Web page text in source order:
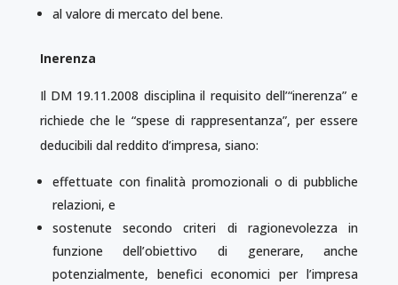
al valore di mercato del bene.
Inerenza
Il DM 19.11.2008 disciplina il requisito dell’“inerenza” e
richiede che le “spese di rappresentanza”, per essere
deducibili dal reddito d’impresa, siano:
effettuate con finalità promozionali o di pubbliche
relazioni, e
sostenute secondo criteri di ragionevolezza in
funzione dell’obiettivo di generare, anche
potenzialmente, benefici economici per l’impresa